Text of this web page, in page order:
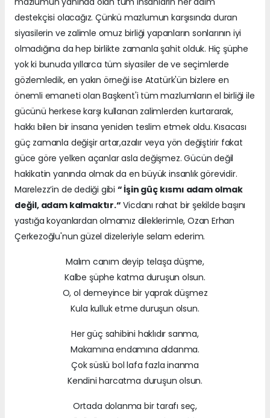
destekçisi olacağız. Çünkü mazlumun karşısında duran
siyasilerin ve zalimle omuz birliği yapanların sonlarının iyi
olmadığına da hep birlikte zamanla şahit olduk. Hiç şüphe
yok ki bunuda yıllarca tüm siyasiler de ve seçimlerde
gözlemledik, en yakın örneği ise Atatürk'ün bizlere en
önemli emaneti olan Başkent'i tüm mazlumların el birliği ile
gücünü herkese karşı kullanan zalimlerden kurtararak,
hakkı bilen bir insana yeniden teslim etmek oldu. Kısacası
güç zamanla değişir artar,azalır veya yön değiştirir fakat
güce göre yelken açanlar asla değişmez. Gücün değil
hakikatin yanında olmak da en büyük insanlık görevidir.
Marelezz’in de dediği gibi “ İşin güç kısmı adam olmak
değil, adam kalmaktır.“ Vicdanı rahat bir şekilde başını
yastığa koyanlardan olmamız dileklerimle, Ozan Erhan
Çerkezoğlu'nun güzel dizeleriyle selam ederim.
Malım canım deyip telaşa düşme,
Kalbe şüphe katma duruşun olsun.
O, ol demeyince bir yaprak düşmez
Kula kulluk etme duruşun olsun.
Her güç sahibini haklıdır sanma,
Makamına endamına aldanma.
Çok süslü bol lafa fazla inanma
Kendini harcatma duruşun olsun.
Ortada dolanma bir tarafı seç,